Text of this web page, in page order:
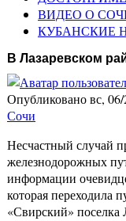
ВИДЕО О
КУБАНСКИЕ
В Лазаревском
Опубликовано вс, 06/
Сочи
Несчастный случай
железнодорожных
информации
которая переходила
«Свирский» поселка